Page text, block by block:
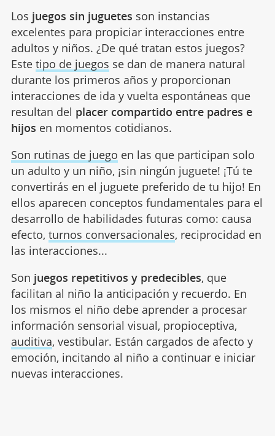
Los juegos sin juguetes son instancias
excelentes para propiciar interacciones entre
adultos y niños. ¿De qué tratan estos juegos?
Este tipo de juegos se dan de manera natural
durante los primeros años y proporcionan
interacciones de ida y vuelta espontáneas que
resultan del placer compartido entre padres e
hijos en momentos cotidianos.
Son rutinas de juego en las que participan solo
un adulto y un niño, ¡sin ningún juguete! ¡Tú te
convertirás en el juguete preferido de tu hijo! En
ellos aparecen conceptos fundamentales para el
desarrollo de habilidades futuras como: causa
efecto, turnos conversacionales, reciprocidad en
las interacciones...
Son juegos repetitivos y predecibles, que
facilitan al niño la anticipación y recuerdo. En
los mismos el niño debe aprender a procesar
información sensorial visual, propioceptiva,
auditiva, vestibular. Están cargados de afecto y
emoción, incitando al niño a continuar e iniciar
nuevas interacciones.